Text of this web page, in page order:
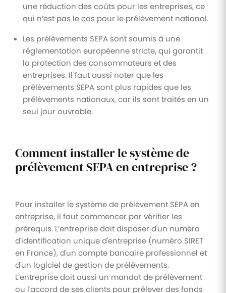
une réduction des coûts pour les entreprises, ce
qui n’est pas le cas pour le prélèvement national.
Les prélèvements SEPA sont soumis à une
réglementation européenne stricte, qui garantit
la protection des consommateurs et des
entreprises. Il faut aussi noter que les
prélèvements SEPA sont plus rapides que les
prélèvements nationaux, car ils sont traités en un
seul jour ouvrable.
Comment installer le système de
prélèvement SEPA en entreprise ?
Pour installer le système de prélèvement SEPA en
entreprise, il faut commencer par vérifier les
prérequis. L’entreprise doit disposer d'un numéro
d'identification unique d'entreprise (numéro SIRET
en France), d'un compte bancaire professionnel et
d'un logiciel de gestion de prélèvements.
L’entreprise doit aussi un mandat de prélèvement
ou l'accord de ses clients pour prélever des fonds